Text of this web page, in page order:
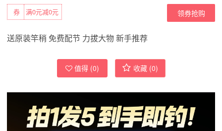
满0元减0元
券 领券抢购
送原装竿稍 免费配节 力拔大物 新手推荐
值得 (0) 收藏 (0)